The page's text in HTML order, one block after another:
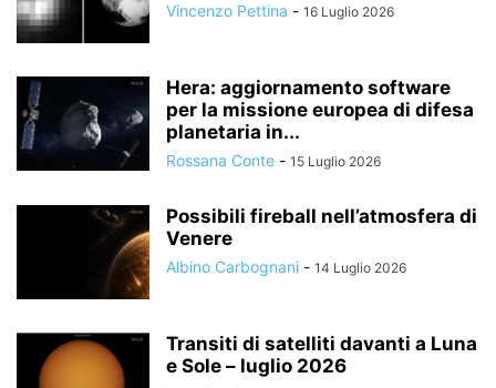
Vincenzo Pettina - 16 Luglio 2026
Hera: aggiornamento software
per la missione europea di difesa
planetaria in...
Rossana Conte - 15 Luglio 2026
Possibili fireball nell’atmosfera di
Venere
Albino Carbognani - 14 Luglio 2026
Transiti di satelliti davanti a Luna
e Sole – luglio 2026